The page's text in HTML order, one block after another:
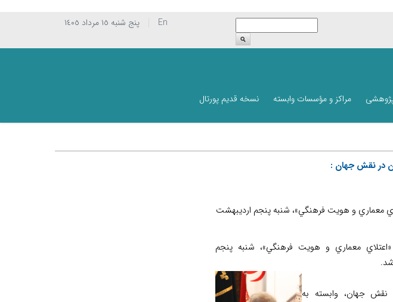
پنج شنبه ١٥ مرداد ١٤٠٥
En
پژوهشی مراکز و مؤسسات وابسته نسخه قدیم پورتال
در نقش جهان :
معماري و هويت فرهنگي»، شنبه پنجم ارديبهشت
معماري و هويت فرهنگي»، شنبه پنجم
نقش جهان، وابسته به